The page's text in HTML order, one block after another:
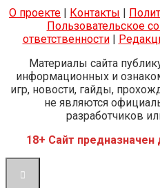
О проекте
Контакты
Пользовательское
ответственности|
Материалы сайта
информационных и
игр, новости, гайды,
не являются
разработчиков
18+ Сайт